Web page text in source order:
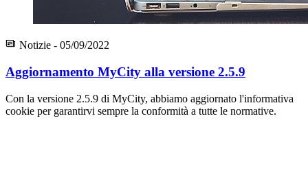
Notizie - 05/09/2022
Aggiornamento MyCity alla versione 2.5.9
Con la versione 2.5.9 di MyCity, abbiamo aggiornato l'informativa
cookie per garantirvi sempre la conformità a tutte le normative.